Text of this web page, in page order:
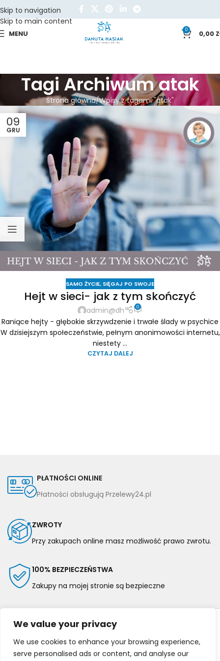
We value your privacy
We use cookies to enhance your browsing experience,
serve personalised ads or content, and analyse our
Skip to navigation
Skip to main content
MENU 0 0,00
Tagi Archiwum atak
Strona główna Wpisy z tagami "atak"
09
GRU
SAMO ŻYCIE, SIĘGAJ PO SWOJE
Hejt w sieci- jak z tym skończyć
admin@dh 0
Raniące hejty - głębokie skrzywdzenie i trwałe ślady w psychice
W dzisiejszym społeczeństwie, pełnym anonimowości internetu,
niestety ...
CZYTAJ DALEJ
PŁATNOŚCI ONLINE
Płatności obsługują Przelewy24.pl
ZWROTY
Przy zakupach online masz możliwość prawo zwrotu.
100% BEZPIECZEŃSTWA
Zakupy na mojej stronie są bezpieczne